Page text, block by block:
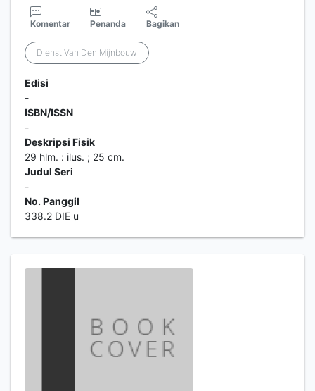
Komentar Penanda Bagikan
Dienst Van Den Mijnbouw
Edisi
-
ISBN/ISSN
-
Deskripsi Fisik
29 hlm. : ilus. ; 25 cm.
Judul Seri
-
No. Panggil
338.2 DIE u